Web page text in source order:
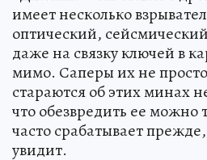
имеет несколько
оптический,
даже на связку ключей в
мимо. Саперы их не
стараются об этих минах
что обезвредить ее
часто срабатывает
увидит.